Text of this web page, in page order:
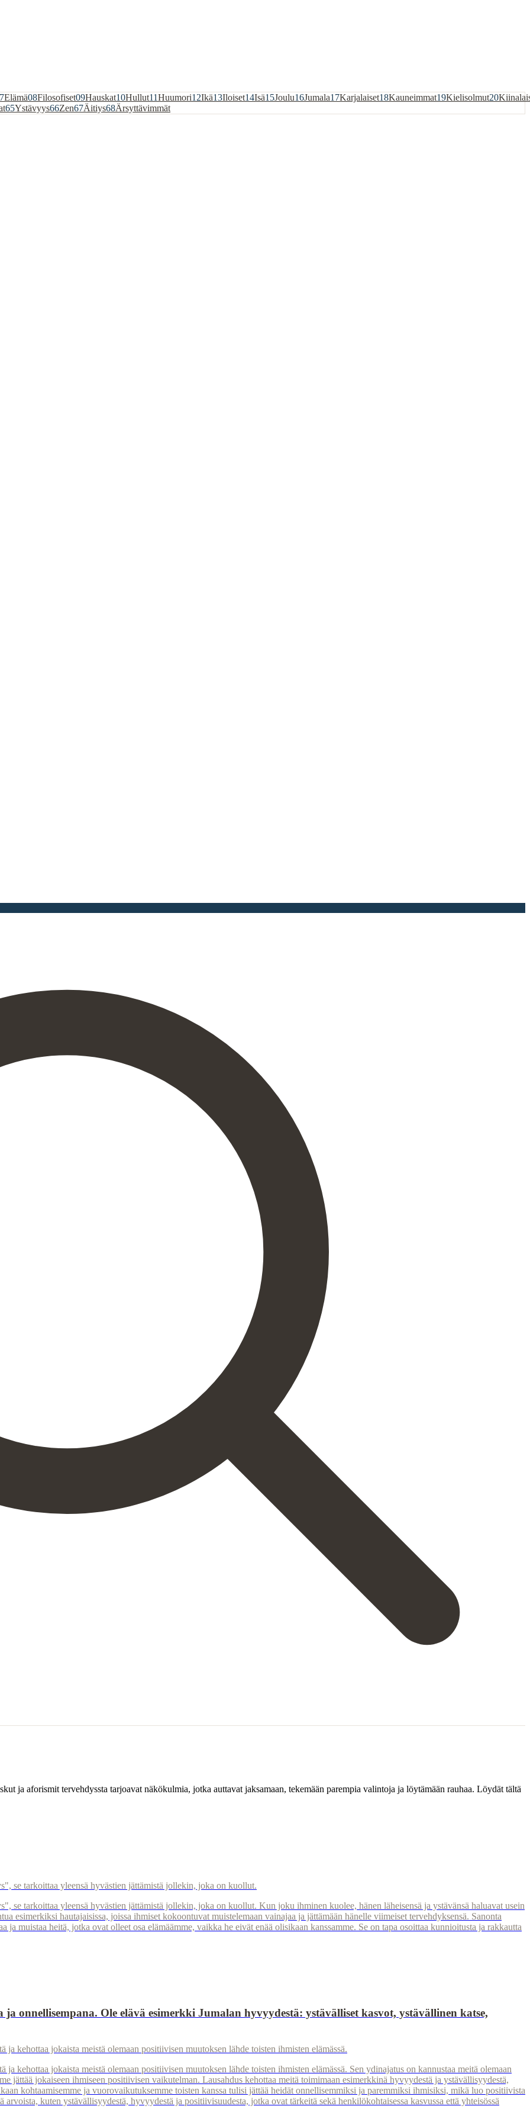
Elämä08Filosofiset09Hauskat10Hullut11Huumori12Ikä13Iloiset14Isä15Joulu16Jumala17Karjalaiset18Kauneimmat19Kielisolmut20
65Ystävyys66Zen67Äitiys68Ärsyttävimmät
ja aforismit tervehdyssta tarjoavat näkökulmia, jotka auttavat jaksamaan, tekemään parempia valintoja ja löytämään rauhaa. Löydät tältä
se tarkoittaa yleensä hyvästien jättämistä jollekin, joka on kuollut.
se tarkoittaa yleensä hyvästien jättämistä jollekin, joka on kuollut. Kun joku ihminen kuolee, hänen läheisensä ja ystävänsä haluavat usein
esimerkiksi hautajaisissa, joissa ihmiset kokoontuvat muistelemaan vainajaa ja jättämään hänelle viimeiset tervehdyksensä. Sanonta
muistaa heitä, jotka ovat olleet osa elämäämme, vaikka he eivät enää olisikaan kanssamme. Se on tapa osoittaa kunnioitusta ja rakkautta
onnellisempana. Ole elävä esimerkki Jumalan hyvyydestä: ystävälliset kasvot, ystävällinen katse,
kehottaa jokaista meistä olemaan positiivisen muutoksen lähde toisten ihmisten elämässä.
kehottaa jokaista meistä olemaan positiivisen muutoksen lähde toisten ihmisten elämässä. Sen ydinajatus on kannustaa meitä olemaan
jättää jokaiseen ihmiseen positiivisen vaikutelman. Lausahdus kehottaa meitä toimimaan esimerkkinä hyvyydestä ja ystävällisyydestä,
kohtaamisemme ja vuorovaikutuksemme toisten kanssa tulisi jättää heidät onnellisemmiksi ja paremmiksi ihmisiksi, mikä luo positiivista
kuten ystävällisyydestä, hyvyydestä ja positiivisuudesta, jotka ovat tärkeitä sekä henkilökohtaisessa kasvussa että yhteisössä